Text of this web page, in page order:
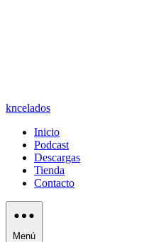
kncelados
Inicio
Podcast
Descargas
Tienda
Contacto
Menú